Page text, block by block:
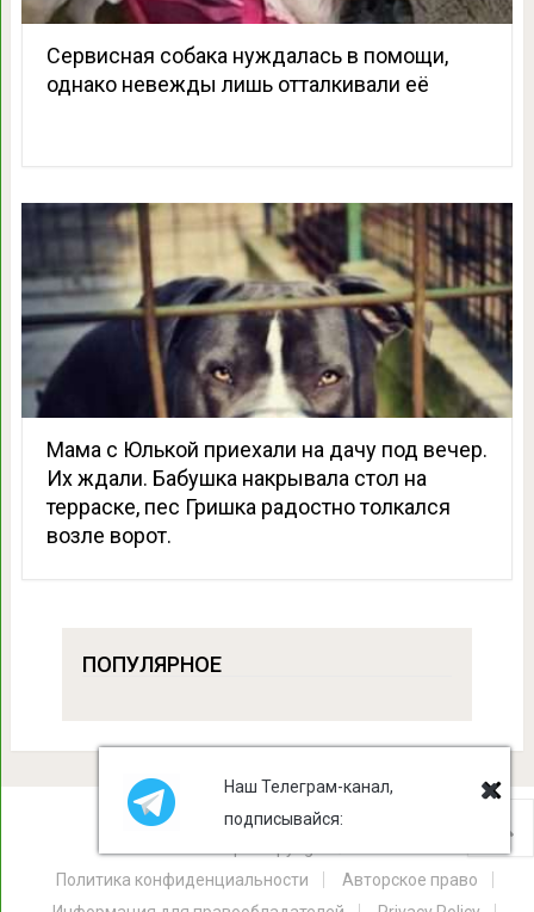
Сервисная собака нуждалась в помощи,
однако невежды лишь отталкивали её
Мама с Юлькой приехали на дачу под вечер.
Их ждали. Бабушка накрывала стол на
терраске, пес Гришка радостно толкался
возле ворот.
ПОПУЛЯРНОЕ
Политика конфиденциальности
Авторское право
Наш Телеграм-канал,
подписывайся: